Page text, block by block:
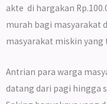
akte di hargakan
murah bagi masyarakat
masyarakat miskin
Antrian para warga
datang dari pagi hingga